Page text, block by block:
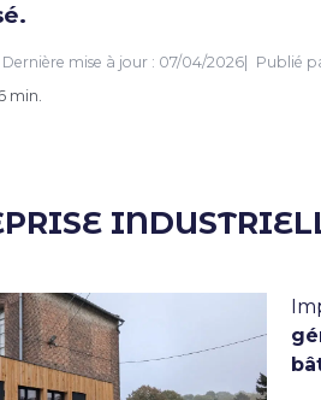
Dernière mise à jour : 07/04/2026 Publié
min.